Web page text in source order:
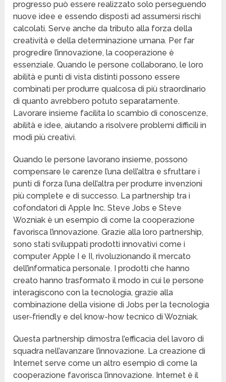
progresso può essere realizzato solo perseguendo
nuove idee e essendo disposti ad assumersi rischi
calcolati. Serve anche da tributo alla forza della
creatività e della determinazione umana. Per far
progredire l’innovazione, la cooperazione è
essenziale. Quando le persone collaborano, le loro
abilità e punti di vista distinti possono essere
combinati per produrre qualcosa di più straordinario
di quanto avrebbero potuto separatamente.
Lavorare insieme facilita lo scambio di conoscenze,
abilità e idee, aiutando a risolvere problemi difficili in
modi più creativi.
Quando le persone lavorano insieme, possono
compensare le carenze l’una dell’altra e sfruttare i
punti di forza l’una dell’altra per produrre invenzioni
più complete e di successo. La partnership tra i
cofondatori di Apple Inc. Steve Jobs e Steve
Wozniak è un esempio di come la cooperazione
favorisca l’innovazione. Grazie alla loro partnership,
sono stati sviluppati prodotti innovativi come i
computer Apple I e II, rivoluzionando il mercato
dell’informatica personale. I prodotti che hanno
creato hanno trasformato il modo in cui le persone
interagiscono con la tecnologia, grazie alla
combinazione della visione di Jobs per la tecnologia
user-friendly e del know-how tecnico di Wozniak.
Questa partnership dimostra l’efficacia del lavoro di
squadra nell’avanzare l’innovazione. La creazione di
Internet serve come un altro esempio di come la
cooperazione favorisca l’innovazione. Internet è il